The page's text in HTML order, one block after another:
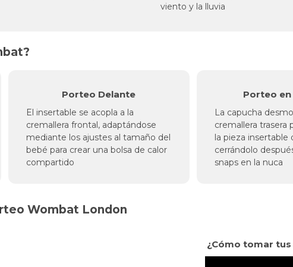
viento y la lluvia
Porteo Delante
El insertable se acopla a la
cremallera frontal, adaptándose
mediante los ajustes al tamaño del
bebé para crear una bolsa de calor
compartido
Porteo en
La capucha
cremallera trasera
la pieza insertable
cerrándolo
snaps en la nuca
Wombat London
¿Cómo tomar